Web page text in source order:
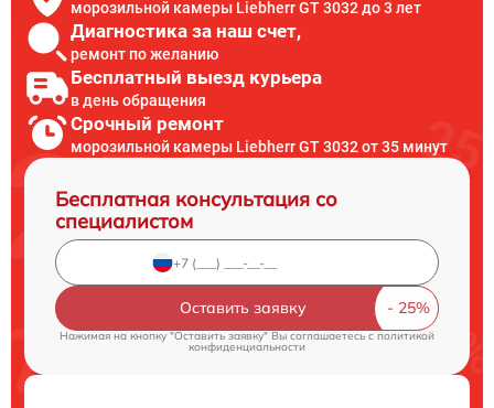
морозильной камеры Liebherr GT 3032 до 3 лет
Диагностика за наш счет,
ремонт по желанию
Бесплатный выезд курьера
в день обращения
Срочный ремонт
морозильной камеры Liebherr GT 3032 от 35 минут
Бесплатная консультация со
специалистом
Оставить заявку
Нажимая на кнопку "Оставить заявку" Вы соглашаетесь cполитикой
конфиденциальности